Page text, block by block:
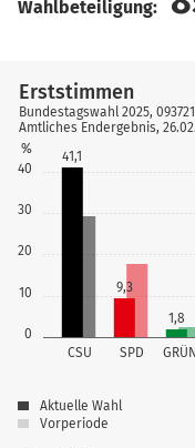
Wahlbeteiligung:
0
10
20
30
40
%
CSU SPD
41,1
9,3
1,8
Erststimmen
Bundestagswahl 2025,
Amtliches Endergebnis,
Aktuelle Wahl
Vorperiode